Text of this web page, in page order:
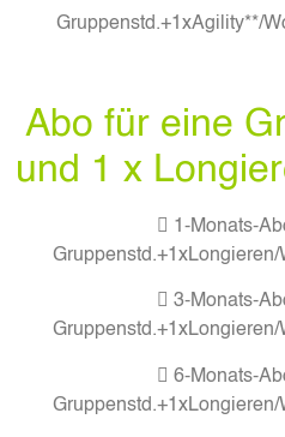
Gruppenstd.+1xAgility**/
Abo für eine
und 1 x
 1-Monats-
Gruppenstd.+1xLongieren/
 3-Monats-
Gruppenstd.+1xLongieren/
 6-Monats-
Gruppenstd.+1xLongieren/